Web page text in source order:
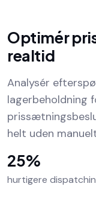
Optimér
realtid
Analysér
lagerbeholdning
helt uden
25%
hurtigere